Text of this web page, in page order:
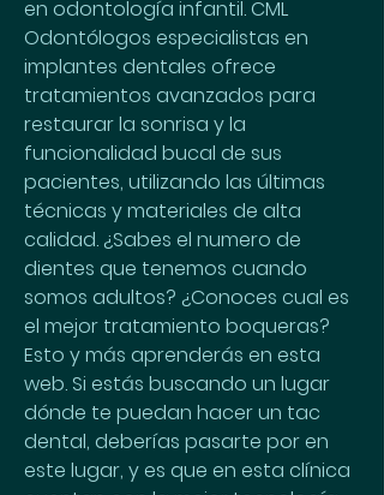
en odontología infantil. CML
Odontólogos especialistas en
implantes dentales ofrece
tratamientos avanzados para
restaurar la sonrisa y la
funcionalidad bucal de sus
pacientes, utilizando las últimas
técnicas y materiales de alta
calidad. ¿Sabes el numero de
dientes que tenemos cuando
somos adultos? ¿Conoces cual es
el mejor tratamiento boqueras?
Esto y más aprenderás en esta
web. Si estás buscando un lugar
dónde te puedan hacer un tac
dental, deberías pasarte por en
este lugar, y es que en esta clínica